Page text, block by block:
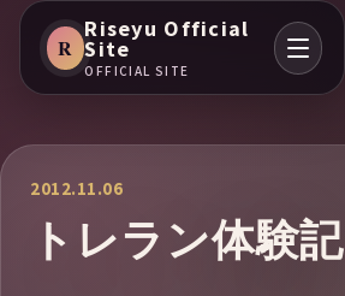
R
Riseyu Official
Site
OFFICIAL SITE
2012.11.06
トレラン体験記